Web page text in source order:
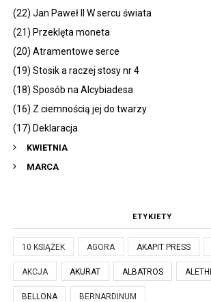
(22) Jan Paweł II W sercu świata
(21) Przeklęta moneta
(20) Atramentowe serce
(19) Stosik a raczej stosy nr 4
(18) Sposób na Alcybiadesa
(16) Z ciemnością jej do twarzy
(17) Deklaracja
KWIETNIA
MARCA
ETYKIETY
10 KSIĄŻEK AGORA AKAPIT PRESS
AKCJA AKURAT ALBATROS
BELLONA BERNARDINUM